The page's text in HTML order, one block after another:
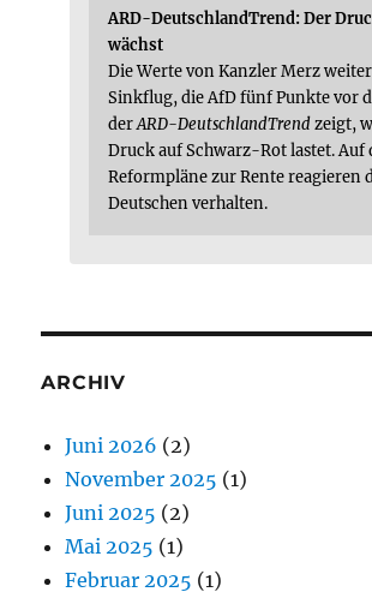
ARD-DeutschlandTrend: Der
wächst
Die Werte von Kanzler Merz
Sinkflug, die AfD fünf Punkte vor
derARD-DeutschlandTrendzeigt,
Druck auf Schwarz-Rot lastet. Auf
Reformpläne zur Rente reagieren
Deutschen verhalten.
ARCHIV
Juni 2026 (2)
November 2025 (1)
Juni 2025 (2)
Mai 2025 (1)
Februar 2025 (1)